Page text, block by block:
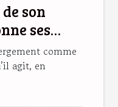
son
ses
comme
agit, en